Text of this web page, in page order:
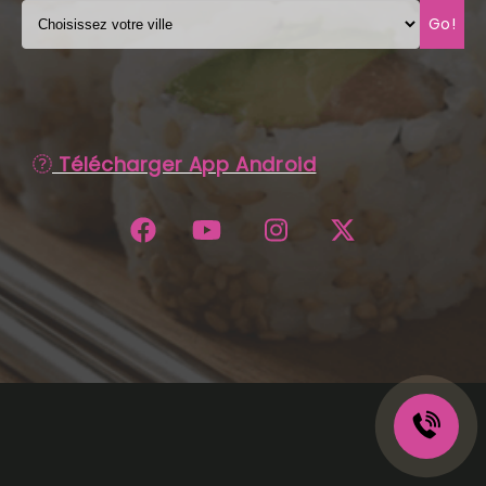
C.G.V
Go!
Télécharger App Android